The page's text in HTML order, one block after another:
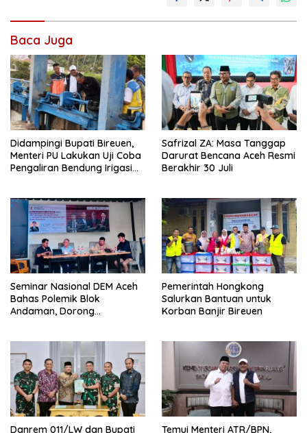
Baca Juga
Didampingi Bupati Bireuen,
Menteri PU Lakukan Uji Coba
Pengaliran Bendung Irigasi
Safrizal ZA: Masa Tanggap
Darurat Bencana Aceh Resmi
Berakhir 30 Juli
Seminar Nasional DEM Aceh
Bahas Polemik Blok
Andaman, Dorong
Pemerintah Hongkong
Salurkan Bantuan untuk
Korban Banjir Bireuen
Danrem 011/LW dan Bupati
Temui Menteri ATR/BPN,